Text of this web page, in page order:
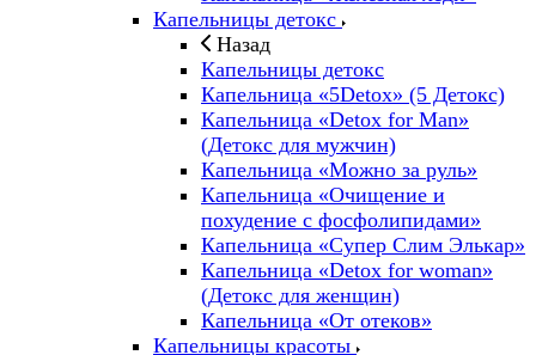
Капельницы детокс
Назад
Капельницы детокс
Капельница «5Detox» (5 Детокс)
Капельница «Detox for Man»
(Детокс для мужчин)
Капельница «Можно за руль»
Капельница «Очищение и
похудение с фосфолипидами»
Капельница «Супер Слим Элькар»
Капельница «Detox for woman»
(Детокс для женщин)
Капельница «От отеков»
Капельницы красоты